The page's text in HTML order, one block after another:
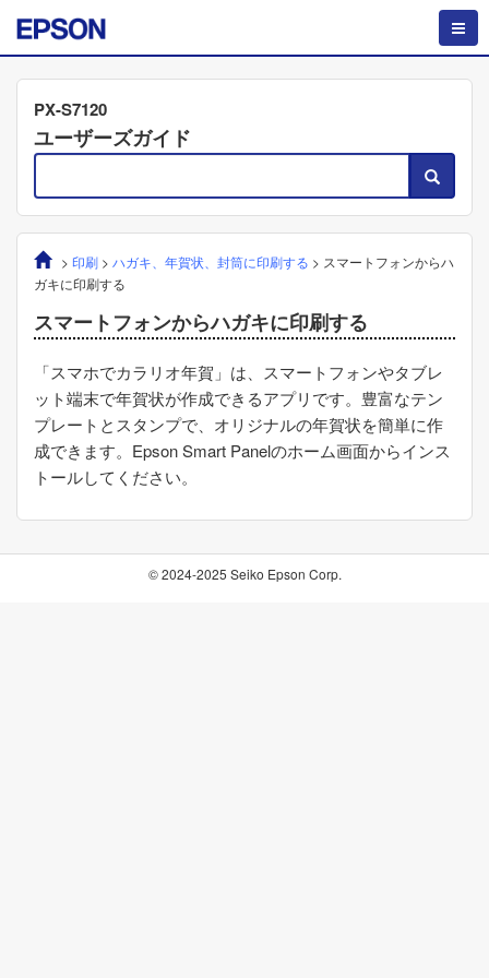
PX-S7120
ユーザーズガイド
> 印刷> ハガキ、年賀状、封筒に印刷する > スマートフォンからハ
ガキに印刷する
スマートフォンからハガキに印刷する
「スマホでカラリオ年賀」は、スマートフォンやタブレ
ット端末で年賀状が作成できるアプリです。豊富なテン
プレートとスタンプで、オリジナルの年賀状を簡単に作
成できます。 Epson Smart Panelのホーム画面からインス
トールしてください。
© 2024-2025 Seiko Epson Corp.